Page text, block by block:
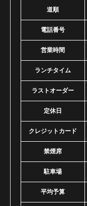
道順
電話番号
営業時間
ランチタイム
ラストオーダー
定休日
クレジットカード
禁煙席
駐車場
平均予算